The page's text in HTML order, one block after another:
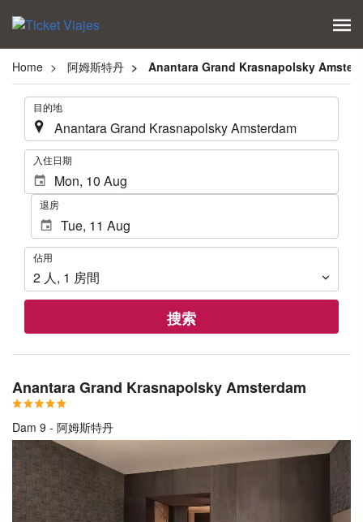
Home 阿姆斯特丹 Anantara Grand Krasnapolsky
. 目的地
. 入住日期
退房
佔
用
佔用
2 人, 1 房間
搜索
Anantara Grand Krasnapolsky Amsterdam
Dam 9 - 阿姆斯特丹